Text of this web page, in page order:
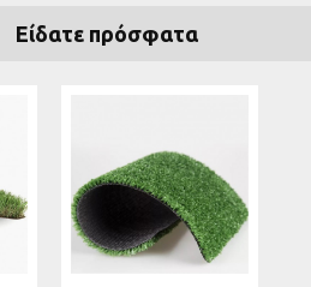
Είδατε πρόσφατα